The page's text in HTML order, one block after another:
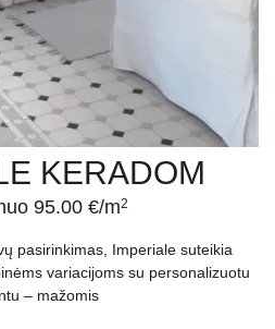
KERADOM
95.00 €/m2
pasirinkimas, Imperiale suteikia
variacijoms su personalizuotu
– mažomis